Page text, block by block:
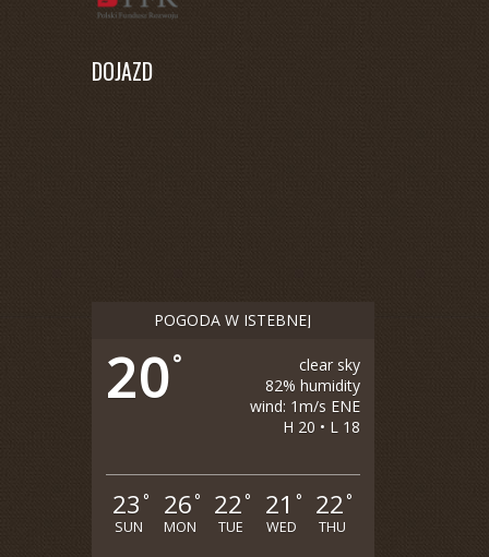
DOJAZD
POGODA W ISTEBNEJ
20°
clear sky
82% humidity
wind: 1m/s ENE
H 20 • L 18
23 °
SUN
26 °
MON
22 °
TUE
21 °
WED
22 °
THU